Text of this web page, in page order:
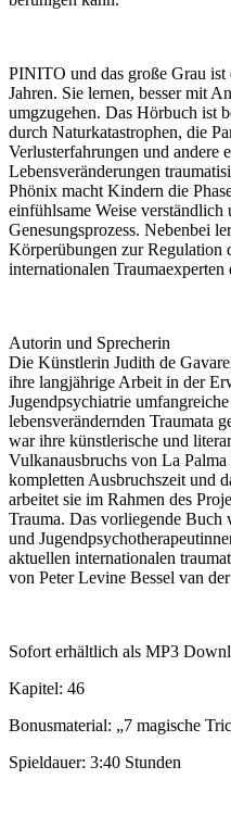
PINITO und das große Grau
Jahren. Sie lernen, besser mit
umgzugehen. Das Hörbuch ist
durch Naturkatastrophen, die
Verlusterfahrungen und andere
Lebensveränderungen
Phönix macht Kindern die
einfühlsame Weise verständlich
Genesungsprozess. Nebenbei
Körperübungen zur Regulation
internationalen
Autorin und Sprecherin
Die Künstlerin Judith de
ihre langjährige Arbeit in der
Jugendpsychiatrie
lebensverändernden Traumata
war ihre künstlerische und
Vulkanausbruchs von La
kompletten Ausbruchszeit und
arbeitet sie im Rahmen des
Trauma. Das vorliegende
und
aktuellen internationalen
von Peter Levine Bessel van
Sofort erhältlich als MP3
Kapitel: 46
Bonusmaterial: „7 magische
Spieldauer: 3:40 Stunden